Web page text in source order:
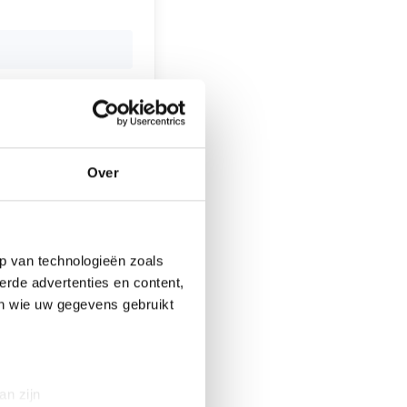
Over
van technologieën zoals
advertenties en content,
wie uw gegevens gebruikt
zijn
Gemeente
weer van harte
op
zingen.
15